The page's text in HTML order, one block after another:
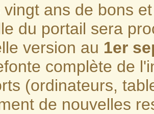
vingt ans de bons
du portail sera
version au 1er
complète de
(ordinateurs,
de nouvelles